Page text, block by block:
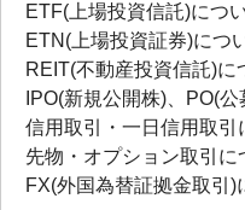
ETF(上場投資信託)につ
ETN(上場投資証券)につ
REIT(不動産投資信託)に
IPO(新規公開株)、PO(
信用取引・一日信用取引
先物・オプション取引に
FX(外国為替証拠金取引)